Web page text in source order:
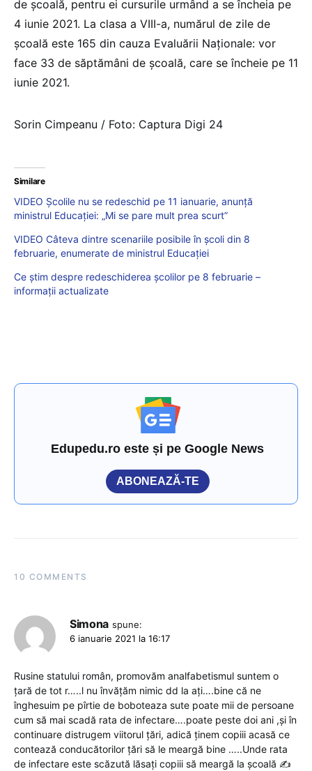
de școală, pentru ei cursurile urmând a se încheia pe
4 iunie 2021. La clasa a VIII-a, numărul de zile de
școală este 165 din cauza Evaluării Naționale: vor
face 33 de săptămâni de școală, care se încheie pe 11
iunie 2021.
Sorin Cimpeanu / Foto: Captura Digi 24
Similare
VIDEO Școlile nu se redeschid pe 11 ianuarie, anunță
ministrul Educației: „Mi se pare mult prea scurt”
VIDEO Câteva dintre scenariile posibile în școli din 8
februarie, enumerate de ministrul Educației
Ce știm despre redeschiderea școlilor pe 8 februarie –
informații actualizate
Edupedu.ro este și pe Google News
ABONEAZĂ-TE
10 COMMENTS
Simona spune:
6 ianuarie 2021 la 16:17
Rusine statului român, promovăm analfabetismul suntem o
țară de tot r…..l nu învățăm nimic dd la ați….bine că ne
înghesuim pe pîrtie de boboteaza sute poate mii de persoane
cum să mai scadă rata de infectare….poate peste doi ani ,și în
continuare distrugem viitorul țări, adică ținem copiii acasă ce
contează conducătorilor țări să le meargă bine …..Unde rata
de infectare este scăzută lăsați copiii să meargă la școală ✍